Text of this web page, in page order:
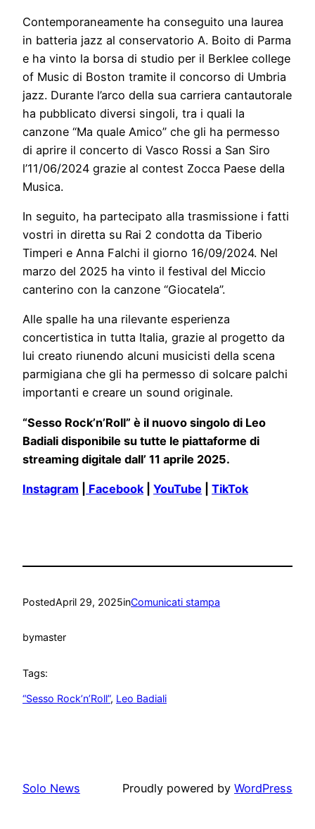
Contemporaneamente ha conseguito una laurea
in batteria jazz al conservatorio A. Boito di Parma
e ha vinto la borsa di studio per il Berklee college
of Music di Boston tramite il concorso di Umbria
jazz. Durante l’arco della sua carriera cantautorale
ha pubblicato diversi singoli, tra i quali la
canzone “Ma quale Amico” che gli ha permesso
di aprire il concerto di Vasco Rossi a San Siro
l’11/06/2024 grazie al contest Zocca Paese della
Musica.
In seguito, ha partecipato alla trasmissione i fatti
vostri in diretta su Rai 2 condotta da Tiberio
Timperi e Anna Falchi il giorno 16/09/2024. Nel
marzo del 2025 ha vinto il festival del Miccio
canterino con la canzone “Giocatela”.
Alle spalle ha una rilevante esperienza
concertistica in tutta Italia, grazie al progetto da
lui creato riunendo alcuni musicisti della scena
parmigiana che gli ha permesso di solcare palchi
importanti e creare un sound originale.
“Sesso Rock’n’Roll” è il nuovo singolo di Leo
Badiali disponibile su tutte le piattaforme di
streaming digitale dall’ 11 aprile 2025.
Instagram Facebook| YouTube TikTok
PostedApril 29, 2025inComunicati stampa
bymaster
Tags:
“Sesso Rock’n’Roll”, Leo Badiali
Solo News Proudly powered by WordPress